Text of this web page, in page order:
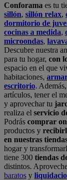
Conforama es tu
sillón, sillón relax,
dormitorio de
cocinas a medida,
microondas,
Descubre nuestra
para tu hogar, con
espacio en el que
habitaciones,
escritorio.
artículos, tener el
y aprovechar tu
realiza el servicio
Podrás comprar
productos y
en nuestras
hogar y
tiene 300 tiendas
distintos.
baratos y